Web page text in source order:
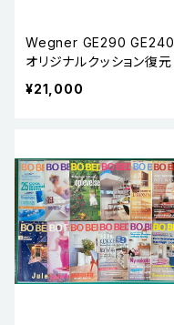
Wegner GE290 GE240
オリジナルクッション復元
¥21,000